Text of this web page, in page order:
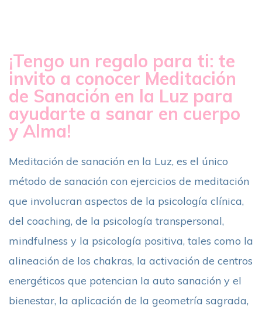
¡Tengo un regalo para ti: te
invito a conocer Meditación
de Sanación en la Luz para
ayudarte a sanar en cuerpo
y Alma!
Meditación de sanación en la Luz, es el único
método de sanación con ejercicios de meditación
que involucran aspectos de la psicología clínica,
del coaching, de la psicología transpersonal,
mindfulness y la psicología positiva, tales como la
alineación de los chakras, la activación de centros
energéticos que potencian la auto sanación y el
bienestar, la aplicación de la geometría sagrada,